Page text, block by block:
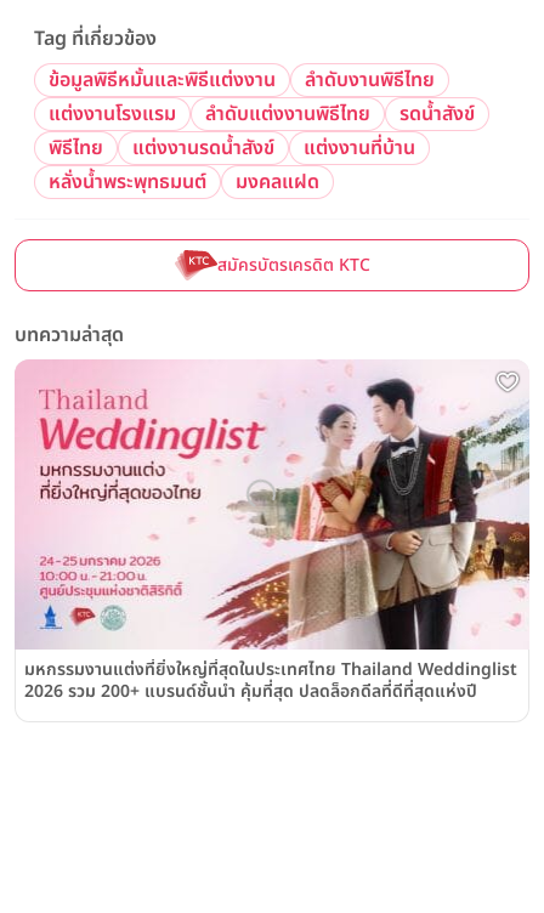
Tag ที่เกี่ยวข้อง
ข้อมูลพิธีหมั้นและพิธีแต่งงาน
ลำดับงานพิธีไทย
แต่งงานโรงแรม
ลำดับแต่งงานพิธีไทย
รดน้ำสังข์
พิธีไทย
แต่งงานรดน้ำสังข์
แต่งงานที่บ้าน
หลั่งน้ำพระพุทธมนต์
มงคลแฝด
สมัครบัตรเครดิต KTC
บทความล่าสุด
มหกรรมงานแต่งที่ยิ่งใหญ่ที่สุดในประเทศไทย Thailand Weddinglist
2026 รวม 200+ แบรนด์ชั้นนำ คุ้มที่สุด ปลดล็อกดีลที่ดีที่สุดแห่งปี